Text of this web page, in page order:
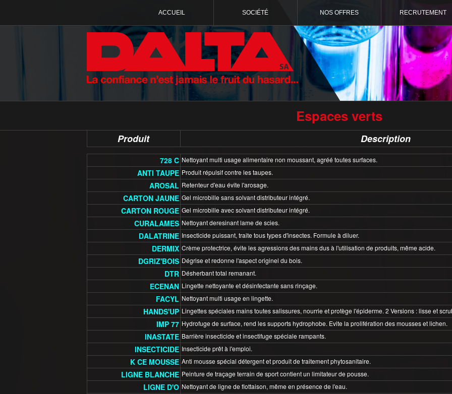
ACCUEIL SOCIÉTÉ NOS OFFRES RECRUTEMENT
Espaces verts
Produit Description
728 C Nettoyant multi usage alimentaire non moussant, agréé toutes surfaces.
ANTI TAUPE Produit répulsif contre les taupes.
AROSAL Retenteur d'eau évite l'arosage.
CARTON JAUNE Gel microbille sans solvant distributeur intégré.
CARTON ROUGE Gel microbille avec solvant distributeur intégré.
CURALAMES Nettoyant deresinant lame de scies.
DALATRINE Insecticide puissant, traite tous types d'insectes. Formule à diluer.
DERMIX Crème protectrice, évite les agressions des mains dus à l'utilisation de produits, même acide.
DGRIZ'BOIS Dégrise et redonne l'aspect originel du bois.
DTR Désherbant total remanant.
ECENAN Lingette nettoyante et désinfectante sans rinçage.
FACYL Nettoyant multi usage en lingette.
HANDS'UP Lingettes spéciales mains toutes salissures, nourrie et protège l'épiderme. 2 Versions : lisse et
IMP 77 Hydrofuge de surface, rend les supports hydrophobe. Evite la prolifération des mousses et lichen.
INASTATE Barrière insecticide et insectifuge spéciale rampants.
INSECTICIDE Insecticide prêt à l'emploi.
K CE MOUSSE Anti mousse spécial détergent et produit de traitement phytosanitaire.
LIGNE BLANCHE Peinture de traçage terrain de sport contient un limitateur de pousse.
LIGNE D'O Nettoyant de ligne de flottaison, même en présence de l'eau.